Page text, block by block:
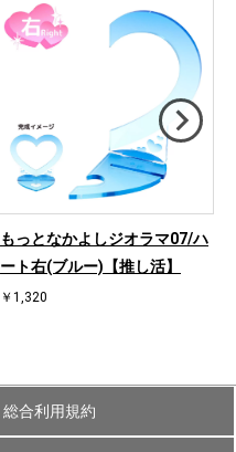
もっとなかよしジオラマ07/ハ
ート右(ブルー)【推し活】
￥1,320
総合利用規約